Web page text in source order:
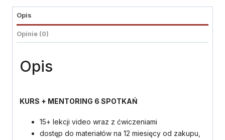
spotkań
Opis
Opinie (0)
Opis
KURS + MENTORING 6 SPOTKAŃ
15+ lekcji video wraz z ćwiczeniami
dostęp do materiałów na 12 miesięcy od zakupu,